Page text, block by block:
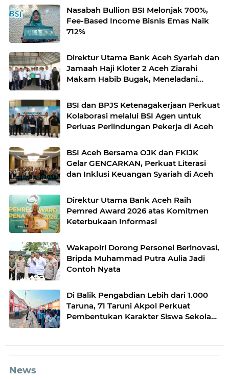
Nasabah Bullion BSI Melonjak 700%,
Fee-Based Income Bisnis Emas Naik
712%
Direktur Utama Bank Aceh Syariah dan
Jamaah Haji Kloter 2 Aceh Ziarahi
Makam Habib Bugak, Meneladani
Sepanjang Zaman
BSI dan BPJS Ketenagakerjaan Perkuat
Kolaborasi melalui BSI Agen untuk
Perluas Perlindungan Pekerja di Aceh
BSI Aceh Bersama OJK dan FKIJK
Gelar GENCARKAN, Perkuat Literasi
dan Inklusi Keuangan Syariah di Aceh
Direktur Utama Bank Aceh Raih
Pemred Award 2026 atas Komitmen
Keterbukaan Informasi
Wakapolri Dorong Personel Berinovasi,
Bripda Muhammad Putra Aulia Jadi
Contoh Nyata
Di Balik Pengabdian Lebih dari 1.000
Taruna, 71 Taruni Akpol Perkuat
Pembentukan Karakter Siswa Sekolah
News